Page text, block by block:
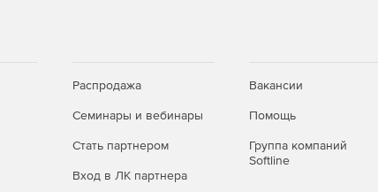
Распродажа
Семинары и вебинары
Стать партнером
Вход в ЛК партнера
Вакансии
Помощь
Группа компаний
Softline